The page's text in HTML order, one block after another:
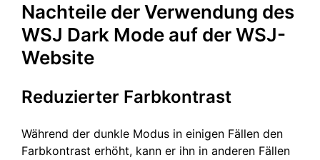
Nachteile der Verwendung des
WSJ Dark Mode auf der WSJ-
Website
Reduzierter Farbkontrast
Während der dunkle Modus in einigen Fällen den
Farbkontrast erhöht, kann er ihn in anderen Fällen